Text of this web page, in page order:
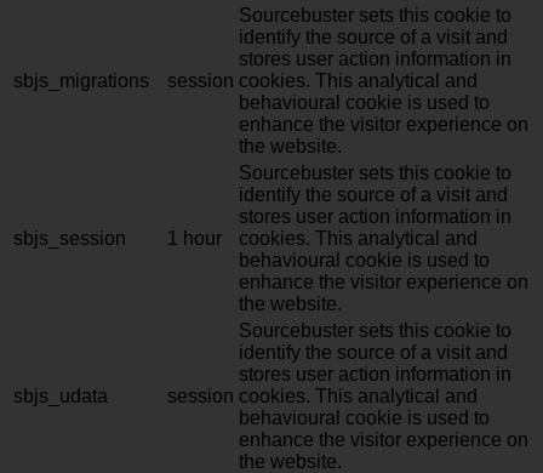
sbjs_migrations session
Sourcebuster sets this cookie to
identify the source of a visit and
stores user action information in
cookies. This analytical and
behavioural cookie is used to
enhance the visitor experience on
the website.
sbjs_session 1 hour
Sourcebuster sets this cookie to
identify the source of a visit and
stores user action information in
cookies. This analytical and
behavioural cookie is used to
enhance the visitor experience on
the website.
sbjs_udata session
Sourcebuster sets this cookie to
identify the source of a visit and
stores user action information in
cookies. This analytical and
behavioural cookie is used to
enhance the visitor experience on
the website.